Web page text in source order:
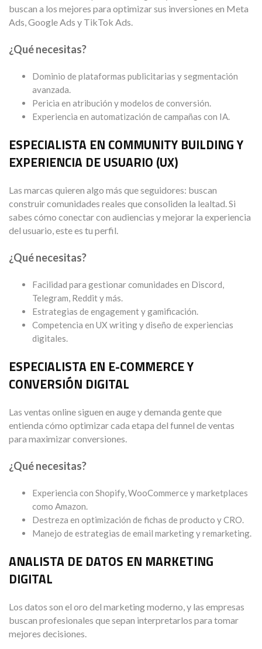
buscan a los mejores para optimizar sus inversiones en Meta
Ads, Google Ads y TikTok Ads.
¿Qué necesitas?
Dominio de plataformas publicitarias y segmentación
avanzada.
Pericia en atribución y modelos de conversión.
Experiencia en automatización de campañas con IA.
ESPECIALISTA EN COMMUNITY BUILDING Y
EXPERIENCIA DE USUARIO (UX)
Las marcas quieren algo más que seguidores: buscan
construir comunidades reales que consoliden la lealtad. Si
sabes cómo conectar con audiencias y mejorar la experiencia
del usuario, este es tu perfil.
¿Qué necesitas?
Facilidad para gestionar comunidades en Discord,
Telegram, Reddit y más.
Estrategias de engagement y gamificación.
Competencia en UX writing y diseño de experiencias
digitales.
ESPECIALISTA EN E-COMMERCE Y
CONVERSIÓN DIGITAL
Las ventas online siguen en auge y demanda gente que
entienda cómo optimizar cada etapa del funnel de ventas
para maximizar conversiones.
¿Qué necesitas?
Experiencia con Shopify, WooCommerce y marketplaces
como Amazon.
Destreza en optimización de fichas de producto y CRO.
Manejo de estrategias de email marketing y remarketing.
ANALISTA DE DATOS EN MARKETING
DIGITAL
Los datos son el oro del marketing moderno, y las empresas
buscan profesionales que sepan interpretarlos para tomar
mejores decisiones.